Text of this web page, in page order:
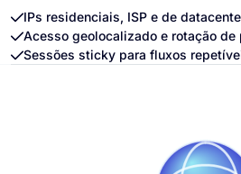
IPs residenciais, ISP e de
Acesso geolocalizado e rotação de
Sessões sticky para fluxos